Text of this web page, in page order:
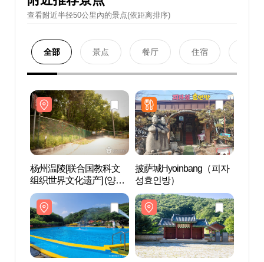
查看附近半径50公里內的景点(依距离排序)
全部 景点 餐厅 住宿
杨州温陵[联合国教科文
组织世界文化遗产] (양주
온릉 [유네스코 세계문화
유산])
披萨城Hyoinbang（피자
성효인방）